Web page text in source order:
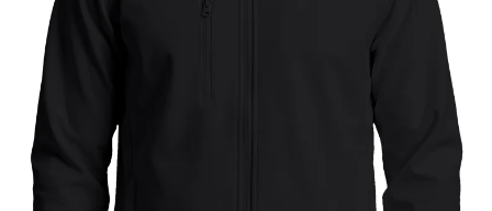
Vêtements de sport
Vêtements de travail
Polaires & Vestes
Haute visibilité